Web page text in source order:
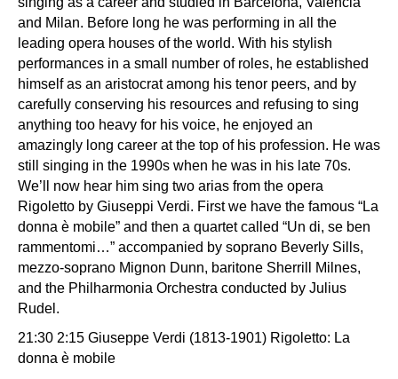
and Milan. Before long he was performing in all the
leading opera houses of the world. With his stylish
performances in a small number of roles, he established
himself as an aristocrat among his tenor peers, and by
carefully conserving his resources and refusing to sing
anything too heavy for his voice, he enjoyed an
amazingly long career at the top of his profession. He was
still singing in the 1990s when he was in his late 70s.
We’ll now hear him sing two arias from the opera
Rigoletto by Giuseppi Verdi. First we have the famous “La
donna è mobile” and then a quartet called “Un di, se ben
rammentomi…” accompanied by soprano Beverly Sills,
mezzo-soprano Mignon Dunn, baritone Sherrill Milnes,
and the Philharmonia Orchestra conducted by Julius
Rudel.
21:30 2:15 Giuseppe Verdi (1813-1901) Rigoletto: La
donna è mobile